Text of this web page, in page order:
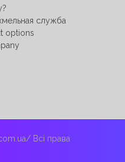
служба
options
Всі права